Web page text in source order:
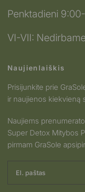
Penktadieni
VI-VII:
Naujienlaiškis
Prisijunkite prie
ir naujienos kiekvieną
Naujiems
Super Detox Mitybos
pirmam GraSole
El. paštas